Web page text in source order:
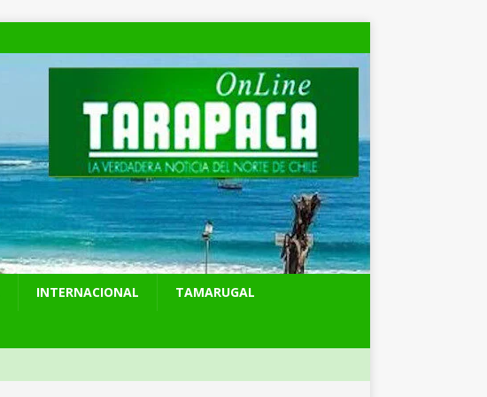
INTERNACIONAL TAMARUGAL